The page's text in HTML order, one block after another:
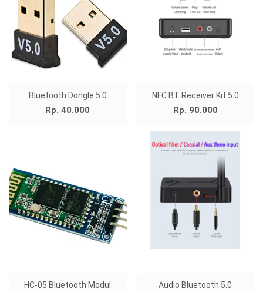
Bluetooth Dongle 5.0
Rp. 40.000
NFC BT Receiver Kit 5.0
Rp. 90.000
HC-05 Bluetooth Modul
Audio Bluetooth 5.0